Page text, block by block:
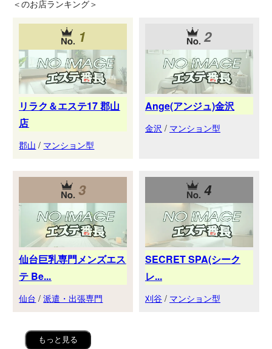
＜のお店ランキング＞
1
リラク＆エステ17 郡山
店
郡山 / マンション型
2
Ange(アンジュ)金沢
金沢 / マンション型
3
仙台巨乳専門メンズエス
テ Be...
仙台 /派遣・出張専門
4
SECRET SPA(シーク
レ...
刈谷 / マンション型
もっと見る